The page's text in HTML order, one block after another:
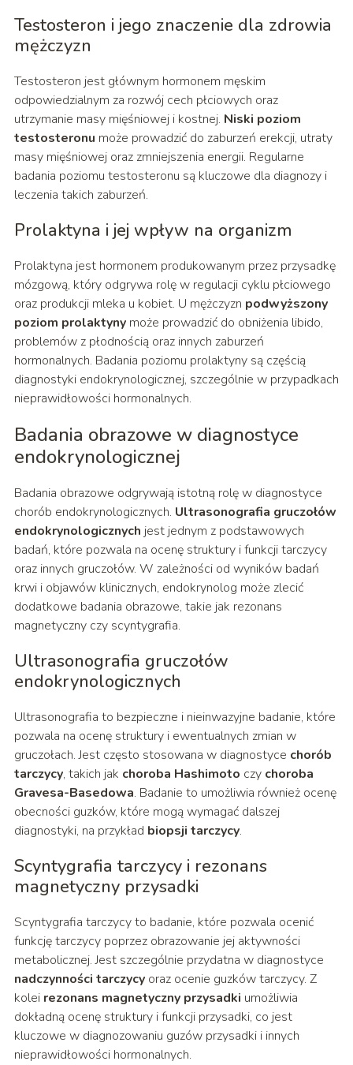
Testosteron i jego znaczenie dla zdrowia
mężczyzn
Testosteron jest głównym hormonem męskim
odpowiedzialnym za rozwój cech płciowych oraz
utrzymanie masy mięśniowej i kostnej. Niski poziom
testosteronu może prowadzić do zaburzeń erekcji, utraty
masy mięśniowej oraz zmniejszenia energii. Regularne
badania poziomu testosteronu są kluczowe dla diagnozy i
leczenia takich zaburzeń.
Prolaktyna i jej wpływ na organizm
Prolaktyna jest hormonem produkowanym przez przysadkę
mózgową, który odgrywa rolę w regulacji cyklu płciowego
oraz produkcji mleka u kobiet. U mężczyzn podwyższony
poziom prolaktynymoże prowadzić do obniżenia libido,
problemów z płodnością oraz innych zaburzeń
hormonalnych. Badania poziomu prolaktyny są częścią
diagnostyki endokrynologicznej, szczególnie w przypadkach
nieprawidłowości hormonalnych.
Badania obrazowe w diagnostyce
endokrynologicznej
Badania obrazowe odgrywają istotną rolę w diagnostyce
chorób endokrynologicznych. Ultrasonografia gruczołów
endokrynologicznych jest jednym z podstawowych
badań, które pozwala na ocenę struktury i funkcji tarczycy
oraz innych gruczołów. W zależności od wyników badań
krwi i objawów klinicznych, endokrynolog może zlecić
dodatkowe badania obrazowe, takie jak rezonans
magnetyczny czy scyntygrafia.
Ultrasonografia gruczołów
endokrynologicznych
Ultrasonografia to bezpieczne i nieinwazyjne badanie, które
pozwala na ocenę struktury i ewentualnych zmian w
gruczołach. Jest często stosowana w diagnostyce chorób
tarczycy, takich jak choroba Hashimoto czy choroba
Gravesa-Basedowa. Badanie to umożliwia również ocenę
obecności guzków, które mogą wymagać dalszej
diagnostyki, na przykład biopsji tarczycy.
Scyntygrafia tarczycy i rezonans
magnetyczny przysadki
Scyntygrafia tarczycy to badanie, które pozwala ocenić
funkcję tarczycy poprzez obrazowanie jej aktywności
metabolicznej. Jest szczególnie przydatna w diagnostyce
nadczynności tarczycyoraz ocenie guzków tarczycy. Z
kolei rezonans magnetyczny przysadki umożliwia
dokładną ocenę struktury i funkcji przysadki, co jest
kluczowe w diagnozowaniu guzów przysadki i innych
nieprawidłowości hormonalnych.